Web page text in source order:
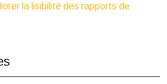
la lisibilité des rapports de